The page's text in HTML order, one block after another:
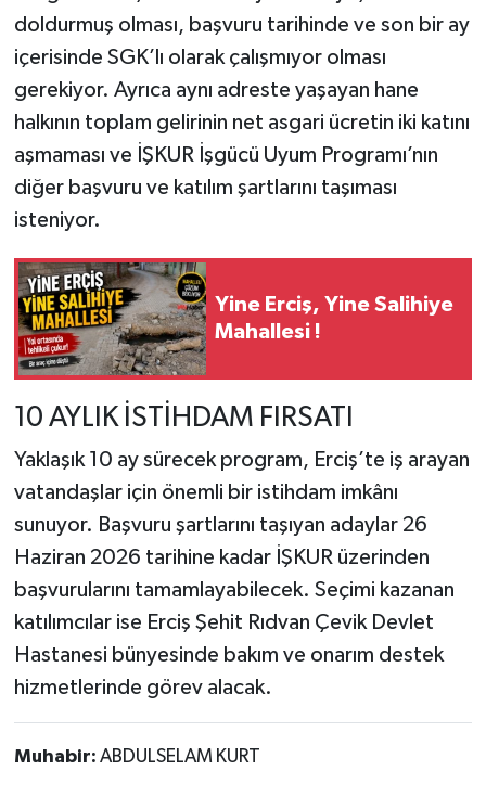
doldurmuş olması, başvuru tarihinde ve son bir ay
içerisinde SGK’lı olarak çalışmıyor olması
gerekiyor. Ayrıca aynı adreste yaşayan hane
halkının toplam gelirinin net asgari ücretin iki katını
aşmaması ve İŞKUR İşgücü Uyum Programı’nın
diğer başvuru ve katılım şartlarını taşıması
isteniyor.
Yine Erciş, Yine Salihiye
Mahallesi !
10 AYLIK İSTİHDAM FIRSATI
Yaklaşık 10 ay sürecek program, Erciş’te iş arayan
vatandaşlar için önemli bir istihdam imkânı
sunuyor. Başvuru şartlarını taşıyan adaylar 26
Haziran 2026 tarihine kadar İŞKUR üzerinden
başvurularını tamamlayabilecek. Seçimi kazanan
katılımcılar ise Erciş Şehit Rıdvan Çevik Devlet
Hastanesi bünyesinde bakım ve onarım destek
hizmetlerinde görev alacak.
Muhabir: ABDULSELAM KURT